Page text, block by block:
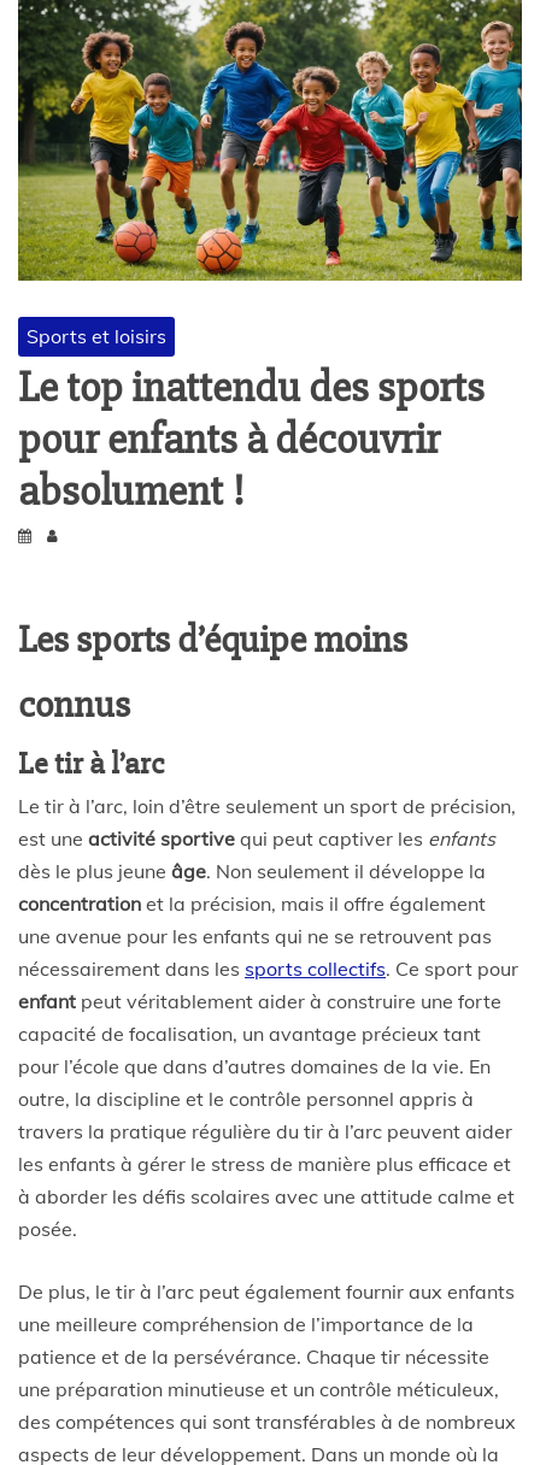
Sports et loisirs
Le top inattendu des sports
pour enfants à découvrir
absolument !
Les sports d’équipe moins
connus
Le tir à l’arc
Le tir à l’arc, loin d’être seulement un sport de précision,
est une activité sportive qui peut captiver les enfants
dès le plus jeune âge. Non seulement il développe la
concentration et la précision, mais il offre également
une avenue pour les enfants qui ne se retrouvent pas
nécessairement dans les sports collectifs. Ce sport pour
enfant peut véritablement aider à construire une forte
capacité de focalisation, un avantage précieux tant
pour l’école que dans d’autres domaines de la vie. En
outre, la discipline et le contrôle personnel appris à
travers la pratique régulière du tir à l’arc peuvent aider
les enfants à gérer le stress de manière plus efficace et
à aborder les défis scolaires avec une attitude calme et
posée.
De plus, le tir à l’arc peut également fournir aux enfants
une meilleure compréhension de l’importance de la
patience et de la persévérance. Chaque tir nécessite
une préparation minutieuse et un contrôle méticuleux,
des compétences qui sont transférables à de nombreux
aspects de leur développement. Dans un monde où la